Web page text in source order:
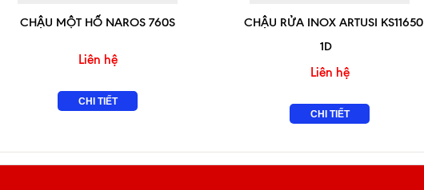
CHẬU MỘT HỐ NAROS 760S
Liên hệ
CHI TIẾT
CHẬU RỬA INOX ARTUSI KS11650
1D
Liên hệ
CHI TIẾT